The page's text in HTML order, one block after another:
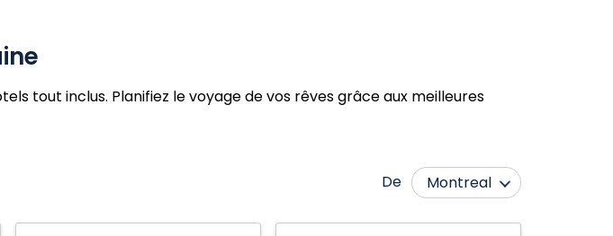
tout inclus. Planifiez le voyage de vos rêves grâce aux meilleures
De
Montreal
Toronto